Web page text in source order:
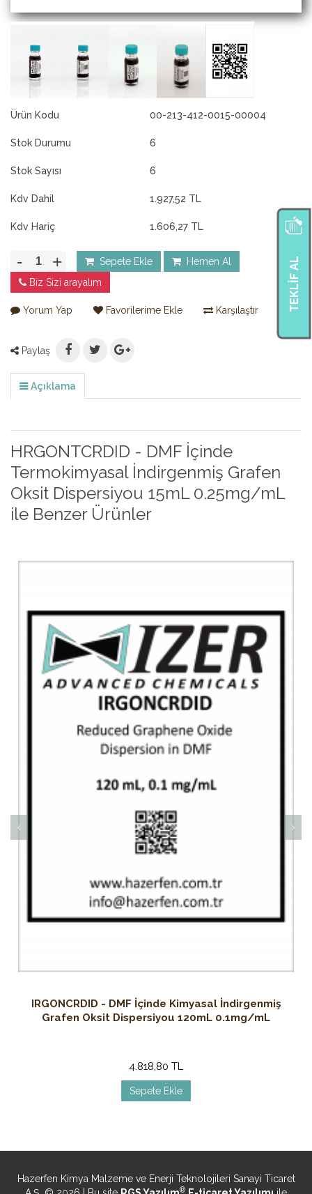
TEKLIF AL
Ürün Kodu 00-213-412-0015-00004
Stok Durumu 6
Stok Sayısı 6
Kdv Dahil 1.927,52 TL
Kdv Hariç 1.606,27 TL
- + Sepete Ekle
Hemen Al
Biz Sizi arayalım
Yorum Yap Favorilerime Ekle Karşılaştır
Paylaş
Açıklama
HRGONTCRDID - DMF İçinde
Termokimyasal İndirgenmiş Grafen
Oksit Dispersiyou 15mL 0.25mg/mL
ile Benzer Ürünler
IRGONCRDID - DMF İçinde Kimyasal İndirgenmiş
Grafen Oksit Dispersiyou 120mL 0.1mg/mL
4.818,80 TL
Sepete Ekle
Hazerfen Kimya Malzeme ve Enerji Teknolojileri Sanayi Ticaret
®